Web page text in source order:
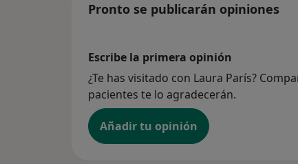
Pronto se publicarán opiniones
Escribe la primera opinión
¿Te has visitado con Laura París?
pacientes te lo agradecerán.
Añadir tu opinión